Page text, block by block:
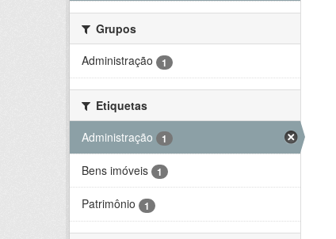
Grupos
Administração
1
Etiquetas
Administração
1
Bens imóveis 1
Patrimônio 1